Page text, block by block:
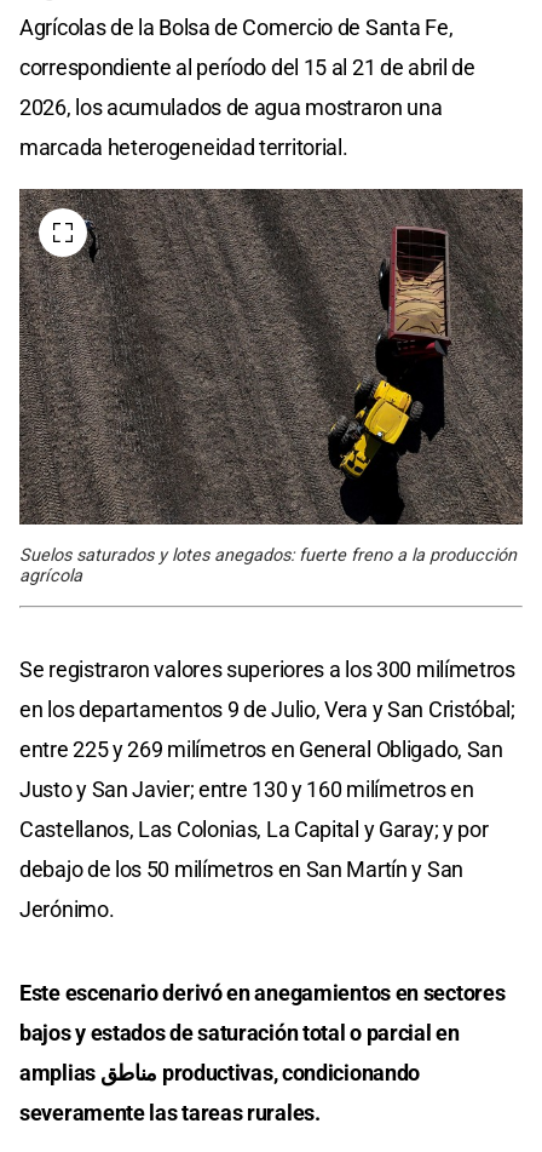
Agrícolas de la Bolsa de Comercio de Santa Fe,
correspondiente al período del 15 al 21 de abril de
2026, los acumulados de agua mostraron una
marcada heterogeneidad territorial.
Suelos saturados y lotes anegados: fuerte freno a la producción
agrícola
Se registraron valores superiores a los 300 milímetros
en los departamentos 9 de Julio, Vera y San Cristóbal;
entre 225 y 269 milímetros en General Obligado, San
Justo y San Javier; entre 130 y 160 milímetros en
Castellanos, Las Colonias, La Capital y Garay; y por
debajo de los 50 milímetros en San Martín y San
Jerónimo.
Este escenario derivó en anegamientos en sectores
bajos y estados de saturación total o parcial en
amplias مناطق productivas, condicionando
severamente las tareas rurales.